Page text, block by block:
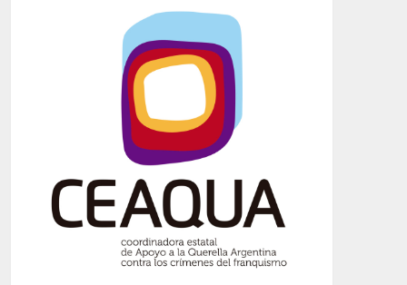
Crímenes del franquismo
(721)
(699)
(607)
neofranquismo
(567)
Justicia Universal
Derechos Humanos
(522)
Nacionalcatolicismo
(514)